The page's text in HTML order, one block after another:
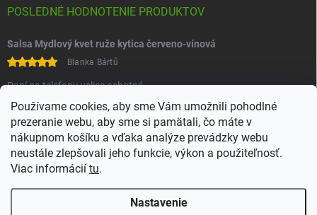
Používame cookies, aby sme Vám umožnili pohodlné
prezeranie webu, aby sme si pamätali, čo máte v
nákupnom košíku a vďaka analýze prevádzky webu
neustále zlepšovali jeho funkcie, výkon a použiteľnosť.
Viac informácií tu.
Nastavenie
POSLEDNÉ HODNOTENIE PRODUKTOV
Salsa Mydlový kvet ruže kytica červeno-vínová
Blanka Bártů
Paní na telefonu velice ochotná